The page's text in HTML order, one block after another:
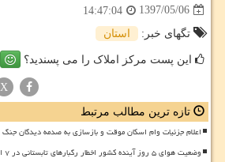
1397/05/06
14:47:04
تگهای خبر:
استان
این پست مرکز املاک را می پسندید؟
X
تازه ترین مطالب مرتبط
اعلام جزئیات وام اسکان موقت و بازسازی به صدمه دیدگان جنگ
وضعیت هوای ۵ روز آینده کشور اخطار رگبارهای تابستانی در ۷ استان